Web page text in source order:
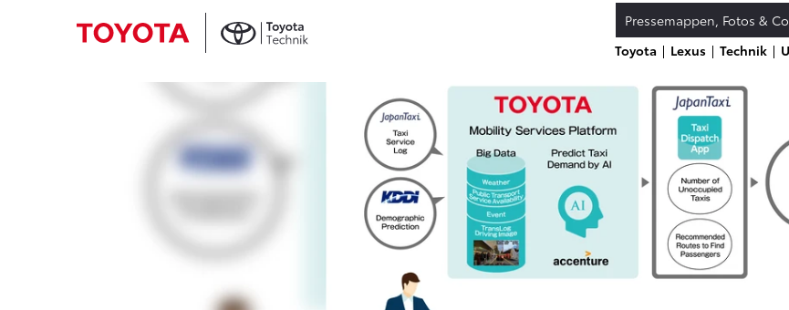
Pressemappen, Fotos &
Toyota
Lexus Technik